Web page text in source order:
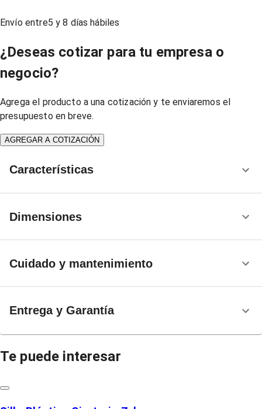
Envío entre5 y8 días hábiles
¿Deseas cotizar para tu empresa o
negocio?
Agrega el producto a una cotización y te enviaremos el
presupuesto en breve.
AGREGAR A COTIZACIÓN
Características
Dimensiones
Cuidado y mantenimiento
Entrega y Garantía
Te puede interesar